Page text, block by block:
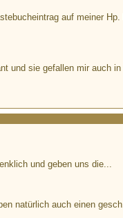
auf meiner
und sie gefallen mir auch
und geben uns die...
natürlich auch einen